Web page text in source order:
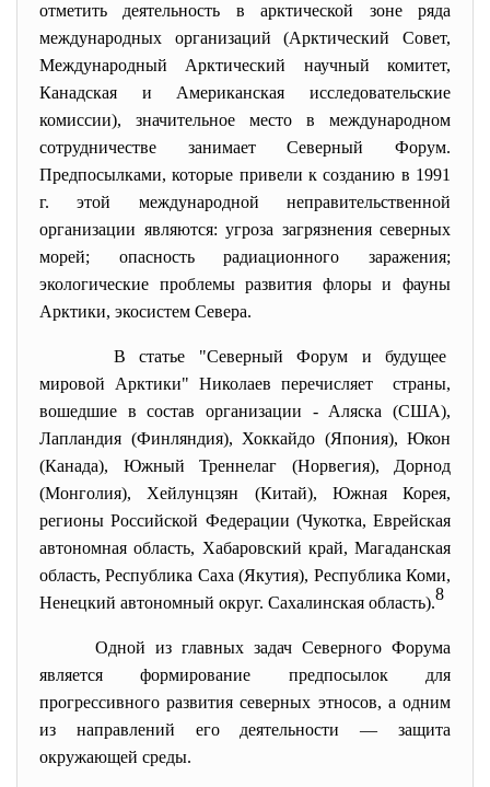
отметить деятельность в арктической зоне ряда
международных организаций (Арктический Совет,
Международный Арктический научный комитет,
Канадская и Американская исследовательские
комиссии), значительное место в международном
сотрудничестве занимает Северный Форум.
Предпосылками, которые привели к созданию в 1991
г. этой международной неправительственной
организации являются: угроза загрязнения северных
морей; опасность радиационного заражения;
экологические проблемы развития флоры и фауны
Арктики, экосистем Севера.
В статье "Северный Форум и будущее
мировой Арктики" Николаев перечисляет страны,
вошедшие в состав организации - Аляска (США),
Лапландия (Финляндия), Хоккайдо (Япония), Юкон
(Канада), Южный Треннелаг (Норвегия), Дорнод
(Монголия), Хейлунцзян (Китай), Южная Корея,
регионы Российской Федерации (Чукотка, Еврейская
автономная область, Хабаровский край, Магаданская
область, Республика Саха (Якутия), Республика Коми,
Ненецкий автономный округ. Сахалинская область).8
Одной из главных задач Северного Форума
является формирование предпосылок для
прогрессивного развития северных этносов, а одним
из направлений его деятельности — защита
окружающей среды.